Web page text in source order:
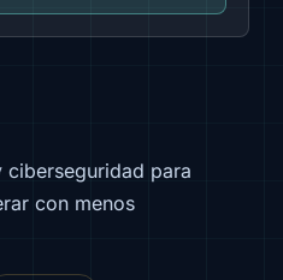
para
con menos